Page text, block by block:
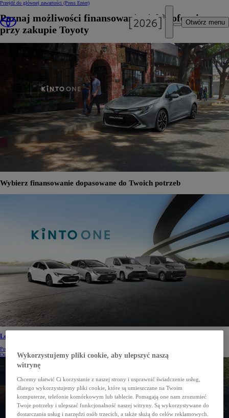
Przejdź do głównej zawartości (Press Enter)
Otwórz menu
Poznaj możliwości finansowania, jakie oferujemy
przy zakupie Toyoty
Wybierz finansowanie dopasowane do Twoich potrzeb
Leasing niższych rat
Poznaj ofertę Toyoty dopasowaną do potrzeb firm
Dowiedz się więcej
Wykorzystujemy pliki cookie, aby ulepszyć naszą
witrynę
Chcemy ułatwić Ci korzystanie z naszej strony i usprawnić świadczenie usług,
dlatego wykorzystujemy pliki cookie, które są umieszczane na Twoim
komputerze, telefonie komórkowym lub tablecie. Pomagają one nam zrozumieć
Twoje potrzeby i ulepszać funkcjonalność naszej witryny. Są wykorzystywane do
dostarczania usług i narzędzi osób trzecich, a także służą do celów reklamowych.